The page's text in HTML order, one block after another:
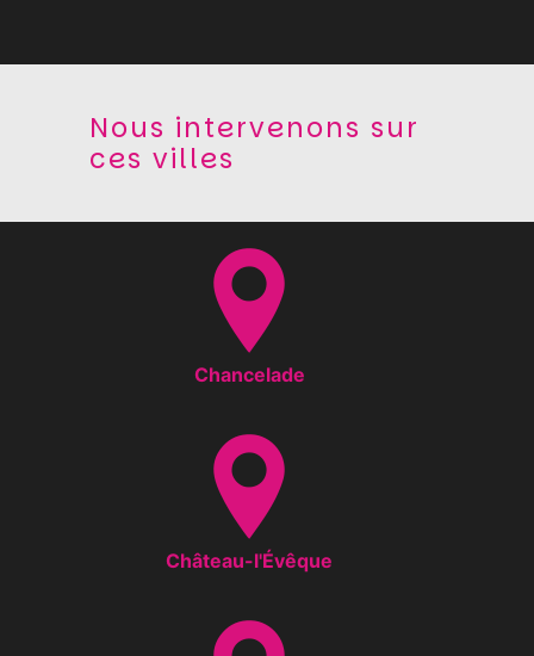
Nous intervenons sur
ces villes
Chancelade
Château-l'Évêque